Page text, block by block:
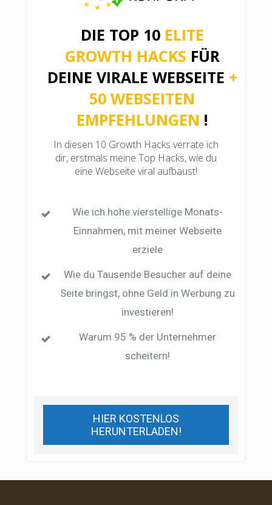
DIE TOP 10ELITE
GROWTH HACKS FÜR
DEINE VIRALE WEBSEITE +
50 WEBSEITEN
EMPFEHLUNGEN !
In diesen 10 Growth Hacks verrate ich
dir, erstmals meine Top Hacks, wie du
eine Webseite viral aufbaust!
Wie ich hohe vierstellige Monats-
Einnahmen, mit meiner Webseite
erziele
Wie du Tausende Besucher auf deine
Seite bringst, ohne Geld in Werbung zu
investieren!
Warum 95 % der Unternehmer
scheitern!
HIER KOSTENLOS
HERUNTERLADEN!